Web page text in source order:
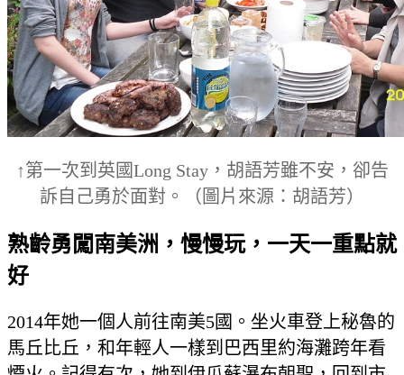
↑第一次到英國Long Stay，胡語芳雖不安，卻告
訴自己勇於面對。（圖片來源：胡語芳）
熟齡勇闖南美洲，慢慢玩，一天一重點就
好
2014年她一個人前往南美5國。坐火車登上秘魯的
馬丘比丘，和年輕人一樣到巴西里約海灘跨年看